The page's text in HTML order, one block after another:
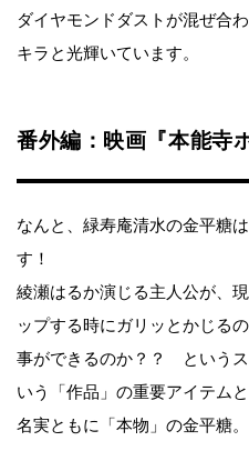
ダイヤモンドダストが混ぜ合
キラと光輝いています。
番外編：映画『本能
なんと、緑寿庵清水の金平糖
す！
綾瀬はるか演じる主人公が、
ップする時にガリッとかじる
事ができるのか？？ という
いう「作品」の重要アイテム
名実ともに「本物」の金平糖。